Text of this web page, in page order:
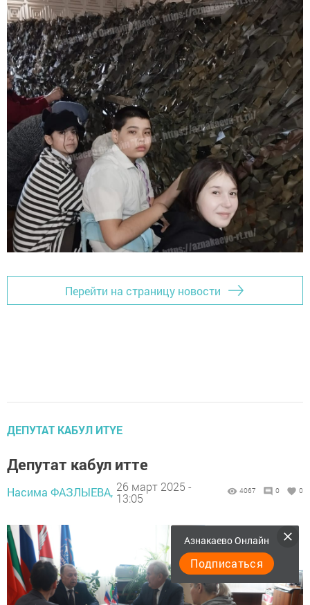
Перейти на страницу новости
ДЕПУТАТ КАБУЛ ИТҮЕ
Депутат кабул итте
Насима ФАЗЛЫЕВА, 26 март 2025 -
13:05
4067 0 0
Азнакаево Онлайн
Подписаться